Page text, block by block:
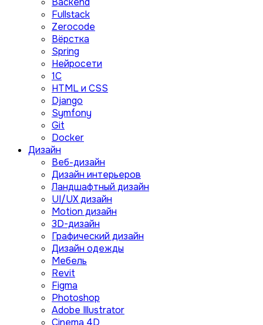
Fullstack
Zerocode
Вёрстка
Spring
Нейросети
1C
HTML и CSS
Django
Symfony
Git
Docker
Дизайн
Веб-дизайн
Дизайн интерьеров
Ландшафтный дизайн
UI/UX дизайн
Motion дизайн
3D-дизайн
Графический дизайн
Дизайн одежды
Мебель
Revit
Figma
Photoshop
Adobe Illustrator
Сinema 4D